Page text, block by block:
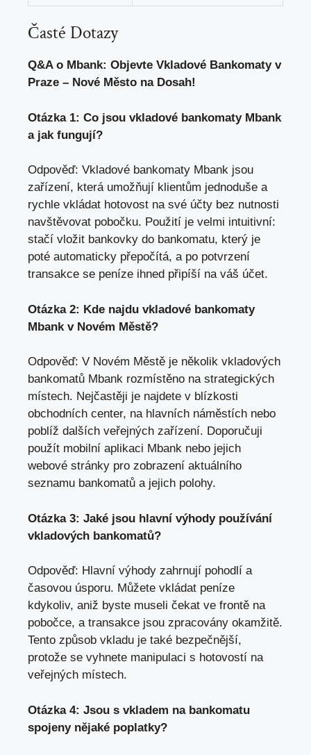
Časté Dotazy
Q&A o Mbank: Objevte Vkladové Bankomaty v
Praze – Nové Město na Dosah!
Otázka 1: Co jsou vkladové bankomaty Mbank
a jak fungují?
Odpověď: Vkladové bankomaty Mbank jsou
zařízení, která umožňují klientům jednoduše a
rychle vkládat hotovost na své účty bez nutnosti
navštěvovat pobočku. Použití je velmi intuitivní:
stačí vložit bankovky do bankomatu, který je
poté automaticky přepočítá, a po potvrzení
transakce se peníze ihned připíší na váš účet.
Otázka 2: Kde najdu vkladové bankomaty
Mbank v Novém Městě?
Odpověď: V Novém Městě je několik vkladových
bankomatů Mbank rozmístěno na strategických
místech. Nejčastěji je najdete v blízkosti
obchodních center, na hlavních náměstích nebo
poblíž dalších veřejných zařízení. Doporučuji
použít mobilní aplikaci Mbank nebo jejich
webové stránky pro zobrazení aktuálního
seznamu bankomatů a jejich polohy.
Otázka 3: Jaké jsou hlavní výhody používání
vkladových bankomatů?
Odpověď: Hlavní výhody zahrnují pohodlí a
časovou úsporu. Můžete vkládat peníze
kdykoliv, aniž byste museli čekat ve frontě na
pobočce, a transakce jsou zpracovány okamžitě.
Tento způsob vkladu je také bezpečnější,
protože se vyhnete manipulaci s hotovostí na
veřejných místech.
Otázka 4: Jsou s vkladem na bankomatu
spojeny nějaké poplatky?